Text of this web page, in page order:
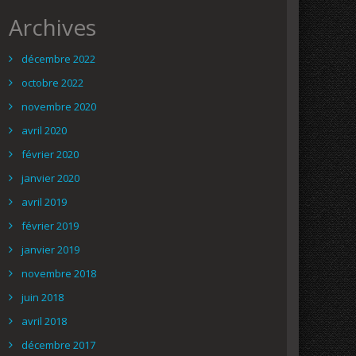
Archives
décembre 2022
octobre 2022
novembre 2020
avril 2020
février 2020
janvier 2020
avril 2019
février 2019
janvier 2019
novembre 2018
juin 2018
avril 2018
décembre 2017